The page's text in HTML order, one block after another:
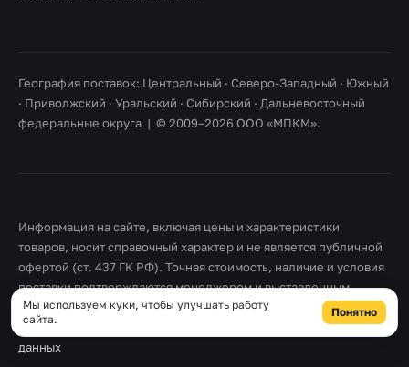
География поставок: Центральный · Северо-Западный · Южный
· Приволжский · Уральский · Сибирский · Дальневосточный
федеральные округа | © 2009–2026 ООО «МПКМ».
Информация на сайте, включая цены и характеристики
товаров, носит справочный характер и не является публичной
офертой (ст. 437 ГК РФ). Точная стоимость, наличие и условия
поставки подтверждаются менеджером и выставленным
счетом. Товарные знаки принадлежат их правообладателям.
Правовая информация
Согласие на обработку персональных
данных
Мы используем куки, чтобы улучшать работу
сайта.
Понятно